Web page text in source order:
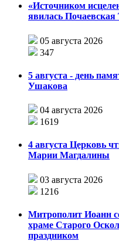
«Источником
явилась
05 августа 2026
347
5 августа - день
Ушакова
04 августа 2026
1619
4 августа Церковь
Марии Магдалины
03 августа 2026
1216
Митрополит Иоанн
храме Старого
праздником